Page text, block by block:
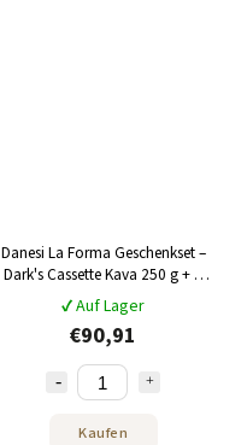
Danesi La Forma Geschenkset –
Dark's Cassette Kava 250 g + 6
Espressotassen und 6
Untertassen – rosa
✔ Auf Lager
€90,91
Kaufen